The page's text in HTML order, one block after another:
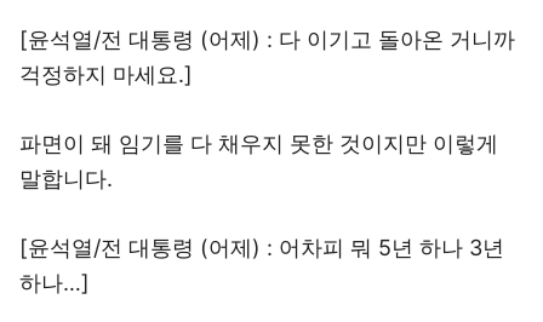
[윤석열/전 대통령 (어제) : 다 이기고 돌아온 거니까
걱정하지 마세요.]
파면이 돼 임기를 다 채우지 못한 것이지만 이렇게
말합니다.
[윤석열/전 대통령 (어제) : 어차피 뭐 5년 하나 3년
하나…]